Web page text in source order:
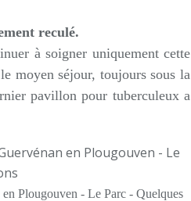
reculé.
à soigner uniquement cette
moyen séjour, toujours sous la
pavillon pour tuberculeux a
Plougouven - Le Parc - Quelques